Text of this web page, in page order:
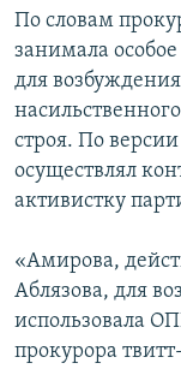
По словам
занимала
для
строя. По
осуществлял
активистку
«Амирова,
Аблязова, для
использовала
прокурора